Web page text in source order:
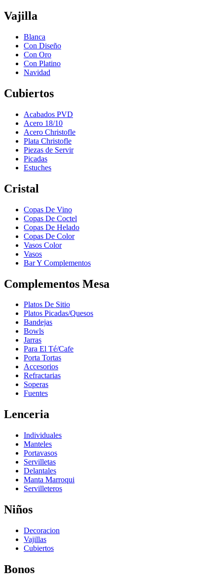
Vajilla
Blanca
Con Diseño
Con Oro
Con Platino
Navidad
Cubiertos
Acabados PVD
Acero 18/10
Acero Christofle
Plata Christofle
Piezas de Servir
Picadas
Estuches
Cristal
Copas De Vino
Copas De Coctel
Copas De Helado
Copas De Color
Vasos Color
Vasos
Bar Y Complementos
Complementos Mesa
Platos De Sitio
Platos Picadas/Quesos
Bandejas
Bowls
Jarras
Para El Té/Cafe
Porta Tortas
Accesorios
Refractarias
Soperas
Fuentes
Lenceria
Individuales
Manteles
Portavasos
Servilletas
Delantales
Manta Marroqui
Servilleteros
Niños
Decoracion
Vajillas
Cubiertos
Bonos